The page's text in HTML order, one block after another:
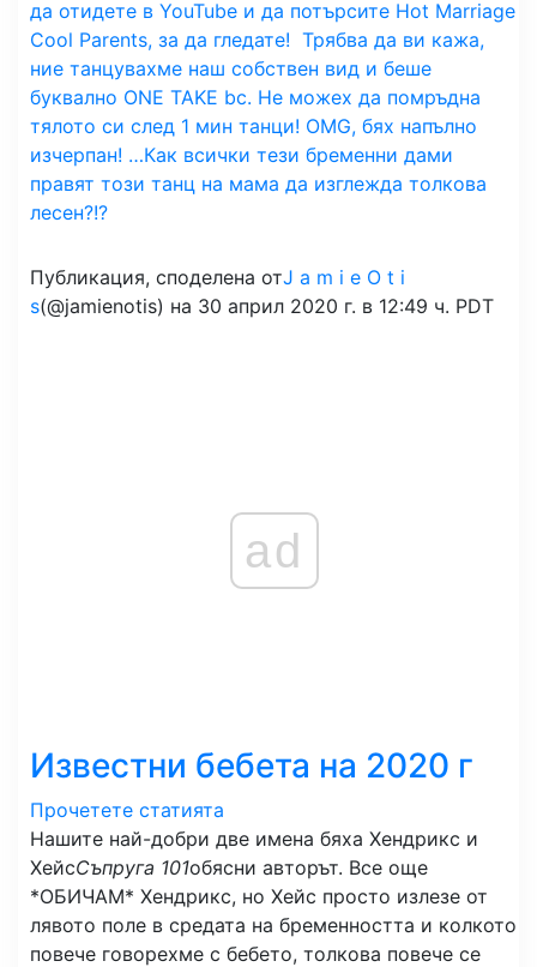
да отидете в YouTube и да потърсите Hot Marriage
Cool Parents, за да гледате!⁣ ⁣ Трябва да ви кажа,
ние танцувахме наш собствен вид и беше
буквално ONE TAKE bc. Не можех да помръдна
тялото си след 1 мин танци! OMG, бях напълно
изчерпан! …Как всички тези бременни дами
правят този танц на мама да изглежда толкова
лесен?!?⁣ ⁣
Публикация, споделена отJ a m i e O t i
s(@jamienotis) на 30 април 2020 г. в 12:49 ч. PDT
ad
Известни бебета на 2020 г
Прочетете статията
Нашите най-добри две имена бяха Хендрикс и
ХейсСъпруга 101обясни авторът. Все още
*ОБИЧАМ* Хендрикс, но Хейс просто излезе от
лявото поле в средата на бременността и колкото
повече говорехме с бебето, толкова повече се